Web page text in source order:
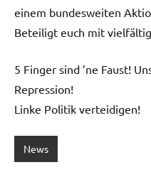
einem bundesweiten
Beteiligt euch mit
5 Finger sind ’ne Faust!
Repression!
Linke Politik verteidigen!
News